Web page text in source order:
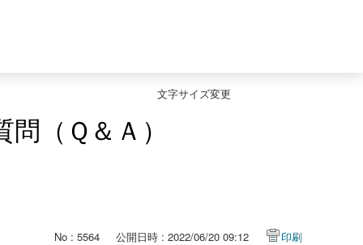
文字サイズ変更
（Ｑ＆Ａ）
No : 5564 公開日時 : 2022/06/20 09:12 印刷